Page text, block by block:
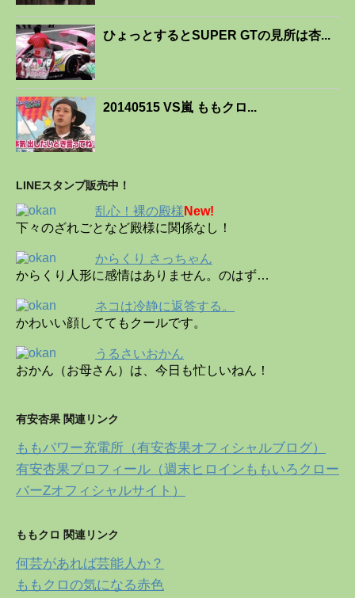
ひょっとするとSUPER GTの見所は杏...
20140515 VS嵐 ももクロ...
LINEスタンプ販売中！
乱心！裸の殿様 New!
下々のざれごとなど殿様に関係なし！
からくり さっちゃん
からくり人形に感情はありません。のはず…
ネコは冷静に返答する。
かわいい顔しててもクールです。
うるさいおかん
おかん（お母さん）は、今日も忙しいねん！
有安杏果 関連リンク
ももパワー充電所（有安杏果オフィシャルブログ）
有安杏果プロフィール（週末ヒロインももいろクロー
バーZオフィシャルサイト）
ももクロ 関連リンク
何芸があれば芸能人か？
ももクロの気になる赤色